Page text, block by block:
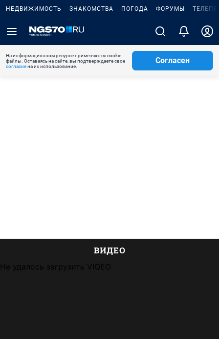
НЕДВИЖИМОСТЬ ЗНАКОМСТВА ПОГОДА ФОРУМЫ
На информационном ресурсе применяются cookie-
файлы. Оставаясь на сайте, вы подтверждаете свое
согласиена их использование.
Согласен
ВИДЕО
Не удалось загрузить VIQEO